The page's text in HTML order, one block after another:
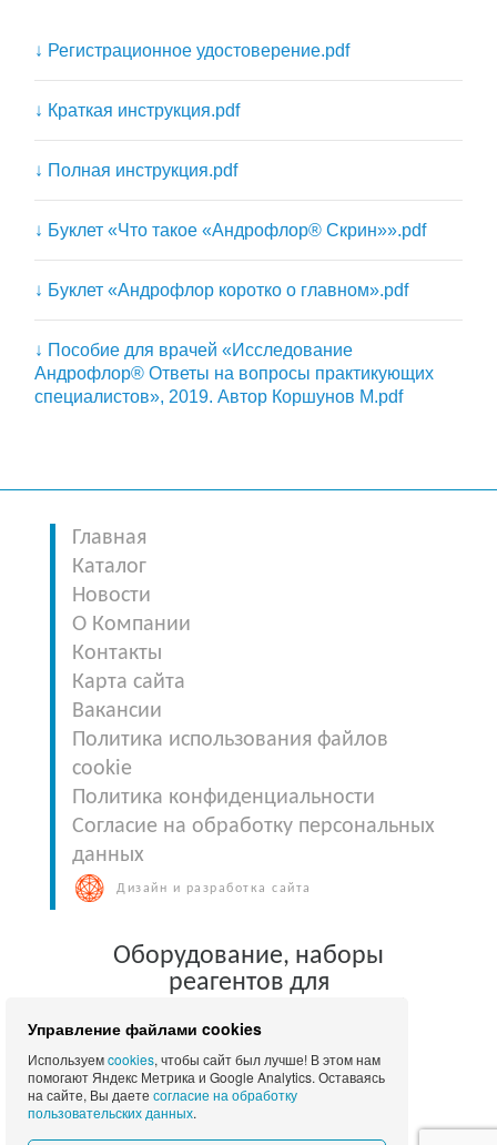
↓ Регистрационное удостоверение.pdf
↓ Краткая инструкция.pdf
↓ Полная инструкция.pdf
↓ Буклет «Что такое «Андрофлор® Скрин»».pdf
↓ Буклет «Андрофлор коротко о главном».pdf
↓ Пособие для врачей «Исследование
Андрофлор® Ответы на вопросы практикующих
специалистов», 2019. Автор Коршунов М.pdf
Главная
Каталог
Новости
О Компании
Контакты
Карта сайта
Вакансии
Политика использования файлов
cookie
Политика конфиденциальности
Согласие на обработку персональных
данных
Дизайн и разработка сайта
Оборудование, наборы
реагентов для
диагностики
© 2010 - 2026 Лабмедтест| Все права
Управление файлами cookies
Используемcookies, чтобы сайт был лучше! В этом нам
помогают Яндекс Метрика и Google Analytics. Оставаясь
на сайте, Вы даете согласие на обработку
пользовательских данных.